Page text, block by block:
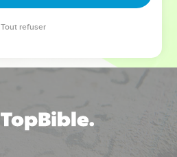
Tout refuser